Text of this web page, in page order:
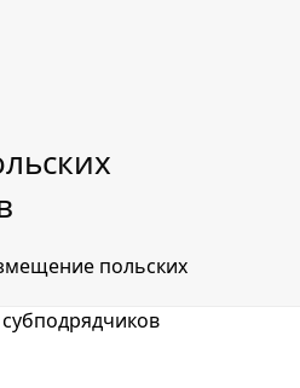
польских